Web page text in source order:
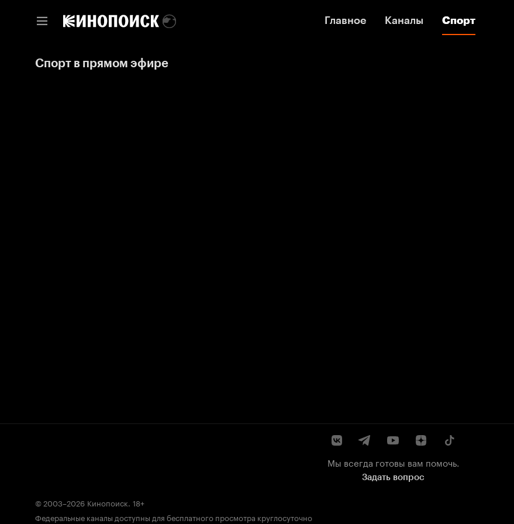
Главное Каналы Спорт
Главное Каналы Спорт
Спорт в прямом эфире
Мы всегда готовы вам помочь.
Задать вопрос
© 2003–2026 Кинопоиск. 18+
Федеральные каналы доступны для бесплатного просмотра круглосуточно